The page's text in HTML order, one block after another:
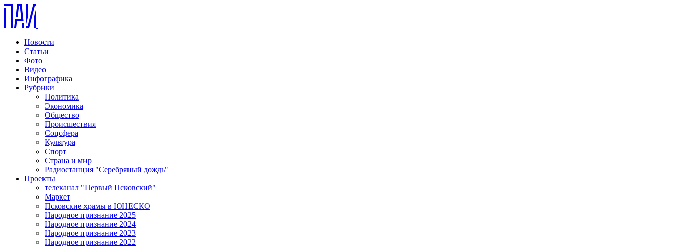
Новости
Статьи
Фото
Видео
Инфографика
Рубрики
Политика
Экономика
Общество
Происшествия
Соцсфера
Культура
Спорт
Страна и мир
Радиостанция "Серебряный дождь"
Проекты
телеканал "Первый Псковский"
Маркет
Псковские храмы в ЮНЕСКО
Народное признание 2025
Народное признание 2024
Народное признание 2023
Народное признание 2022